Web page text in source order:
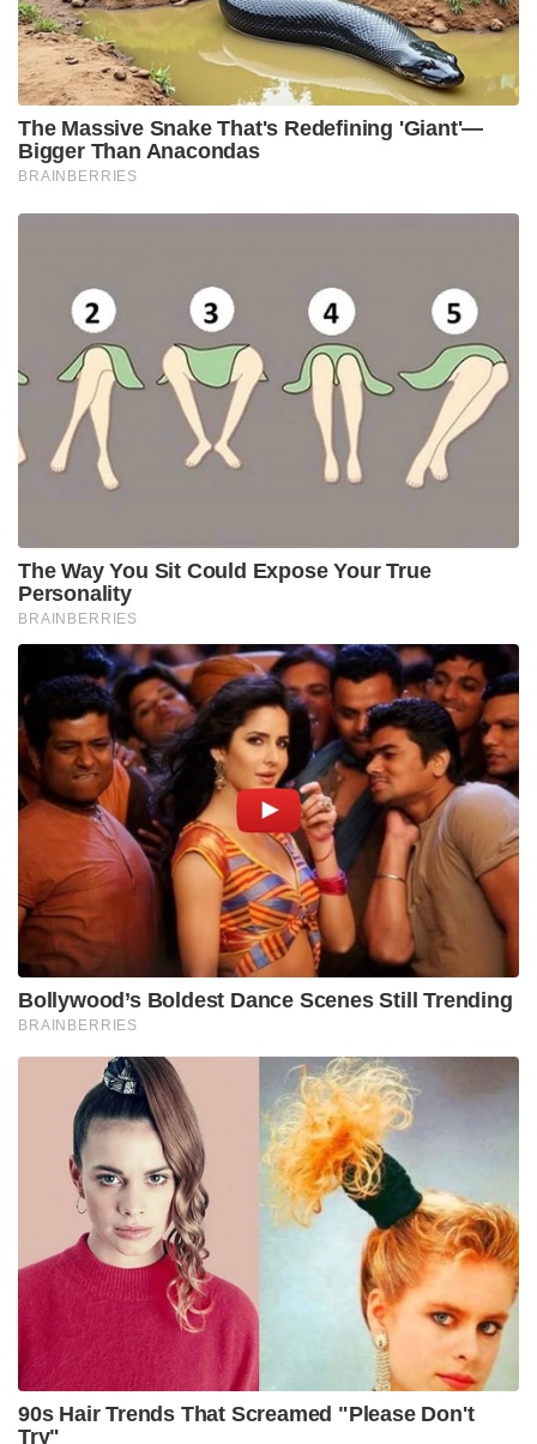
പ്രകോപിപ്പിക്കാൻ വന്നാൽ അവരെ വെറുതെ
വിടുകയുമില്ല. ഇന്ത്യ ഇപ്പോൾ വെറുതെയിരുന്ന്
സഹിക്കുന്ന രാജ്യമല്ല. പ്രത്യാക്രമണത്തിന് ഇന്ത്യക്ക്
ലോകോത്തരമായ സൈനിക ശേഷിയുണ്ട്,” എന്നും
പ്രതിരോധ മന്ത്രി അറിയിച്ചു.